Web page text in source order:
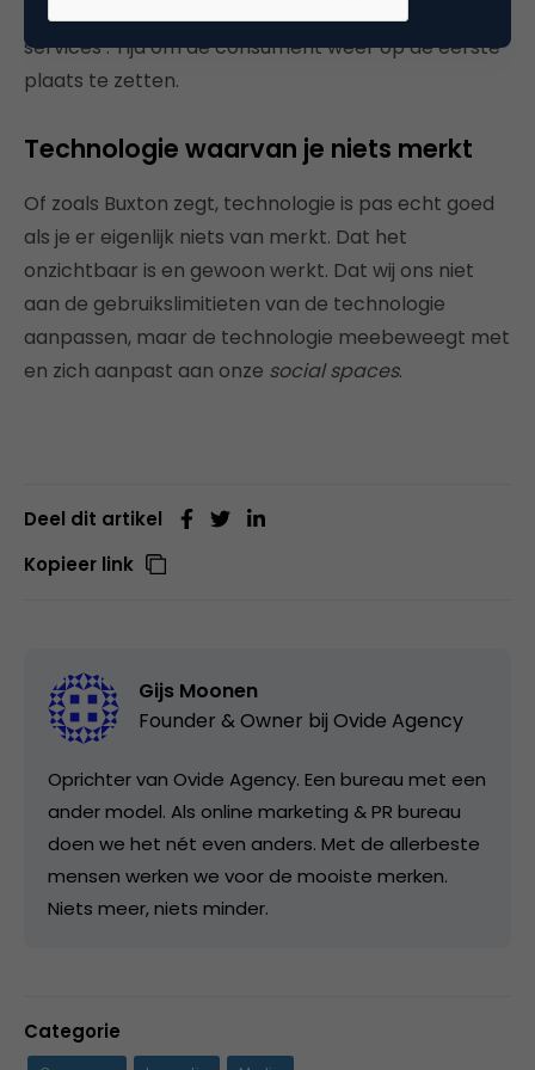
in groteske campagnes maar ‘campaignable
services’. Tijd om de consument weer op de eerste
plaats te zetten.
Technologie waarvan je niets merkt
Of zoals Buxton zegt, technologie is pas echt goed
als je er eigenlijk niets van merkt. Dat het
onzichtbaar is en gewoon werkt. Dat wij ons niet
aan de gebruikslimitieten van de technologie
aanpassen, maar de technologie meebeweegt met
en zich aanpast aan onze social spaces.
Deel dit artikel
Kopieer link
Gijs Moonen
Founder & Owner bij Ovide Agency
Oprichter van Ovide Agency. Een bureau met een
ander model. Als online marketing & PR bureau
doen we het nét even anders. Met de allerbeste
mensen werken we voor de mooiste merken.
Niets meer, niets minder.
Categorie